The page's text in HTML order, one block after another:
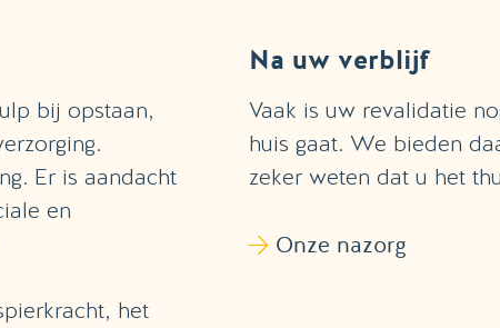
bij opstaan,
Er is aandacht
en
het
Na uw verblijf
Vaak is uw revalidatie
huis gaat. We bieden
zeker weten dat u het
Onze nazorg